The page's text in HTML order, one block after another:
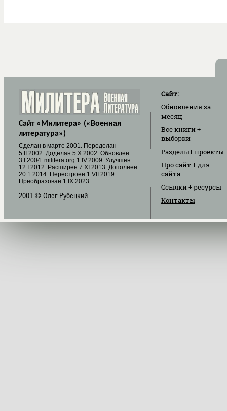
Сайт «Милитера» («Военная
литература»)
Cделан в марте 2001. Переделан
5.II.2002. Доделан 5.X.2002. Обновлен
3.I.2004. militera.org 1.IV.2009. Улучшен
12.I.2012. Расширен 7.XI.2013. Дополнен
20.1.2014. Перестроен 1.VII.2019.
Преобразован 1.IX.2023.
2001 © Олег Рубецкий
Сайт:
Обновленияза
месяц
Все книги+
выборки
Разделы+ проекты
Про сайт + для
сайта
Ссылки+ ресурсы
Контакты